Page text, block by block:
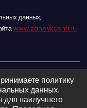
данных,
www.zanevkasmi.ru
политику
данных.
наилучшего